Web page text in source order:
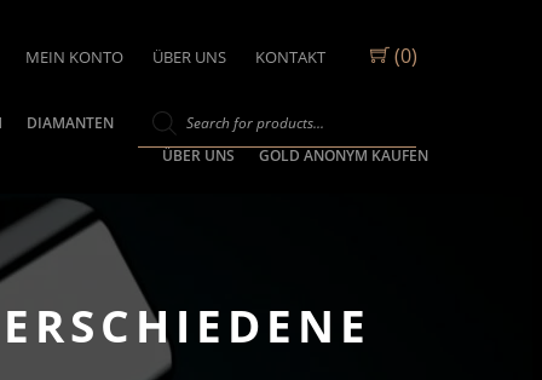
(0)
MEIN KONTO ÜBER UNS KONTAKT
DIAMANTEN
ÜBER UNS
GOLD ANONYM KAUFEN